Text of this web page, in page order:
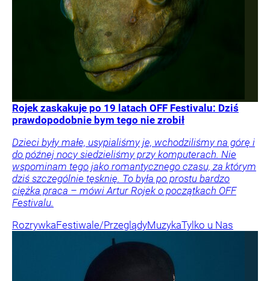
Rojek zaskakuje po 19 latach OFF Festivalu: Dziś
prawdopodobnie bym tego nie zrobił
Dzieci były małe, usypialiśmy je, wchodziliśmy na górę i
do późnej nocy siedzieliśmy przy komputerach. Nie
wspominam tego jako romantycznego czasu, za którym
dziś szczególnie tęsknię. To była po prostu bardzo
ciężka praca – mówi Artur Rojek o początkach OFF
Festivalu.
RozrywkaFestiwale/PrzeglądyMuzykaTylko u Nas